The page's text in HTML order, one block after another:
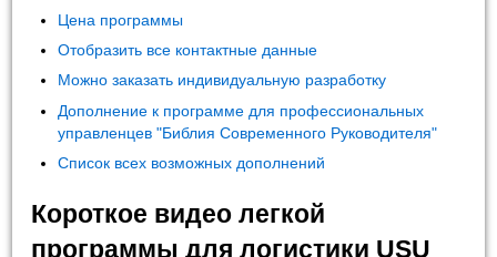
Цена программы
Отобразить все контактные данные
Можно заказать индивидуальную разработку
Дополнение к программе для профессиональных
управленцев "Библия Современного Руководителя"
Список всех возможных дополнений
Короткое видео легкой
программы для логистики USU